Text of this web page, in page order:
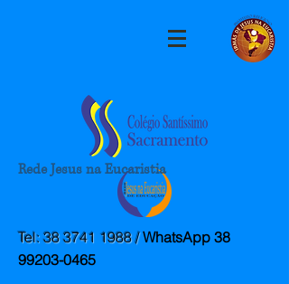
Rede Jesus na Eucaristia
Tel:38 3741 1988/WhatsApp 38
99203-0465